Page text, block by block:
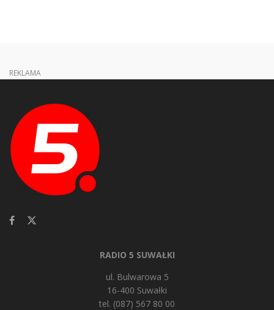
REKLAMA
RADIO 5 SUWAŁKI
ul. Bulwarowa 5
16-400 Suwałki
tel. (087) 567 80 00